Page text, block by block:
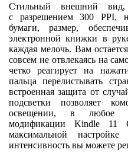
Стильный внешний вид,
с разрешением 300 PPI,
бумаги, размер,
электронной книжки в
каждая мелочь. Вам
совсем не отвлекаясь на
четко реагирует на
пальца перелистывать
встроенная защита от
подсветки позволяет
освещении, в любое
модификации Kindle 11
максимальной
интенсивность вы можете